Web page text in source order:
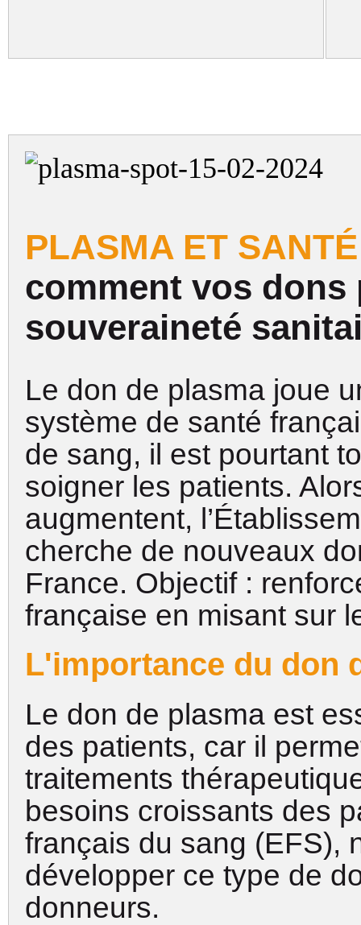
PLASMA ET
comment vos dons
souveraineté
Le don de plasma joue
système de santé
de sang, il est pourtant
soigner les patients.
augmentent,
cherche de nouveaux
France. Objectif :
française en misant sur
L'importance du don
Le don de plasma est
des patients, car il
traitements
besoins croissants des
français du sang (EFS),
développer ce type de
donneurs.